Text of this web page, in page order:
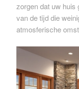
zorgen dat uw huis
van de tijd die
atmosferische